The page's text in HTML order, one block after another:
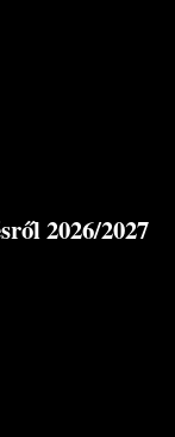
2026/2027